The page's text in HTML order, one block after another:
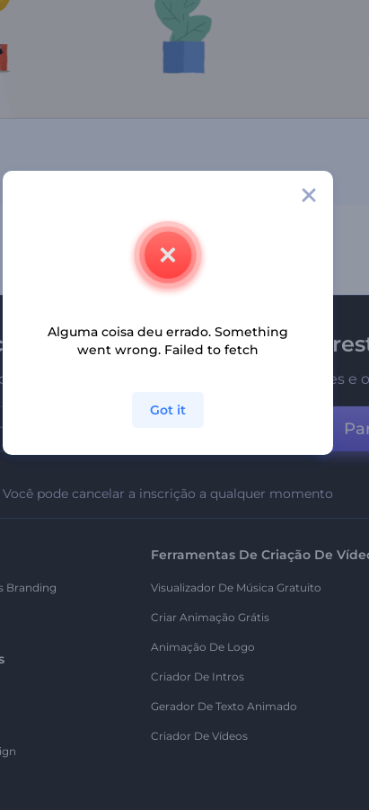
a newsletter da
primeiros a receber nossas últimas novidades e
Você pode cancelar a inscrição a qualquer momento
Branding
Ferramentas De Criação De
Visualizador De Música Gratuito
Criar Animação Grátis
Animação De Logo
Criador De Intros
Gerador De Texto Animado
Criador De Vídeos
Alguma coisa deu errado. Something
went wrong. Failed to fetch
Got it